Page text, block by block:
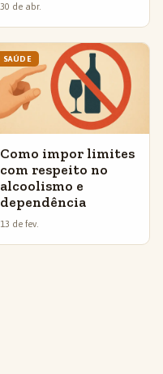
30 de abr.
SAÚDE
Como impor limites
com respeito no
alcoolismo e
dependência
13 de fev.